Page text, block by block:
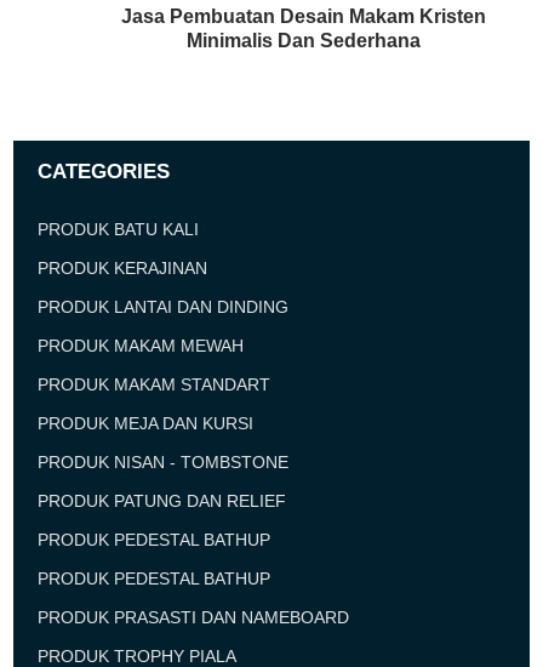
Jasa Pembuatan Desain Makam Kristen
Minimalis Dan Sederhana
CATEGORIES
PRODUK BATU KALI
PRODUK KERAJINAN
PRODUK LANTAI DAN DINDING
PRODUK MAKAM MEWAH
PRODUK MAKAM STANDART
PRODUK MEJA DAN KURSI
PRODUK NISAN - TOMBSTONE
PRODUK PATUNG DAN RELIEF
PRODUK PEDESTAL BATHUP
PRODUK PEDESTAL BATHUP
PRODUK PRASASTI DAN NAMEBOARD
PRODUK TROPHY PIALA